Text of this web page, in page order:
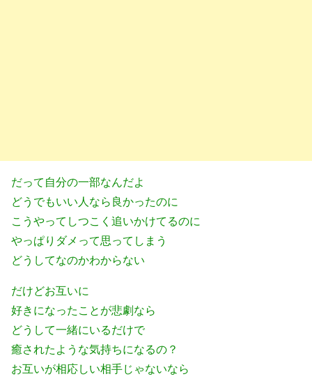
だって自分の一部なんだよ
どうでもいい人なら良かったのに
こうやってしつこく追いかけてるのに
やっぱりダメって思ってしまう
どうしてなのかわからない
だけどお互いに
好きになったことが悲劇なら
どうして一緒にいるだけで
癒されたような気持ちになるの？
お互いが相応しい相手じゃないなら